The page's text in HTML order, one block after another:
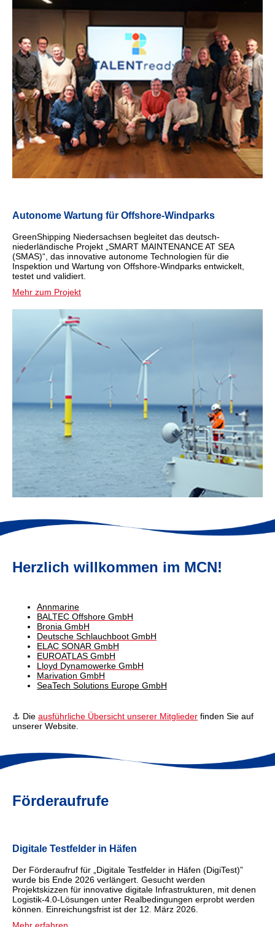
Autonome Wartung für Offshore-Windparks
GreenShipping Niedersachsen begleitet das deutsch-
niederländische Projekt „SMART MAINTENANCE AT SEA
(SMAS)“, das innovative autonome Technologien für die
Inspektion und Wartung von Offshore-Windparks entwickelt,
testet und validiert.
Mehr zum Projekt
Herzlich willkommen im MCN!
Annmarine
BALTEC Offshore GmbH
Bronia GmbH
Deutsche Schlauchboot GmbH
ELAC SONAR GmbH
EUROATLAS GmbH
Lloyd Dynamowerke GmbH
Marivation GmbH
SeaTech Solutions Europe GmbH
⚓ Die ausführliche Übersicht unserer Mitglieder finden Sie auf
unserer Website.
Förderaufrufe
Digitale Testfelder in Häfen
Der Förderaufruf für „Digitale Testfelder in Häfen (DigiTest)”
wurde bis Ende 2026 verlängert. Gesucht werden
Projektskizzen für innovative digitale Infrastrukturen, mit denen
Logistik-4.0-Lösungen unter Realbedingungen erprobt werden
können. Einreichungsfrist ist der 12. März 2026.